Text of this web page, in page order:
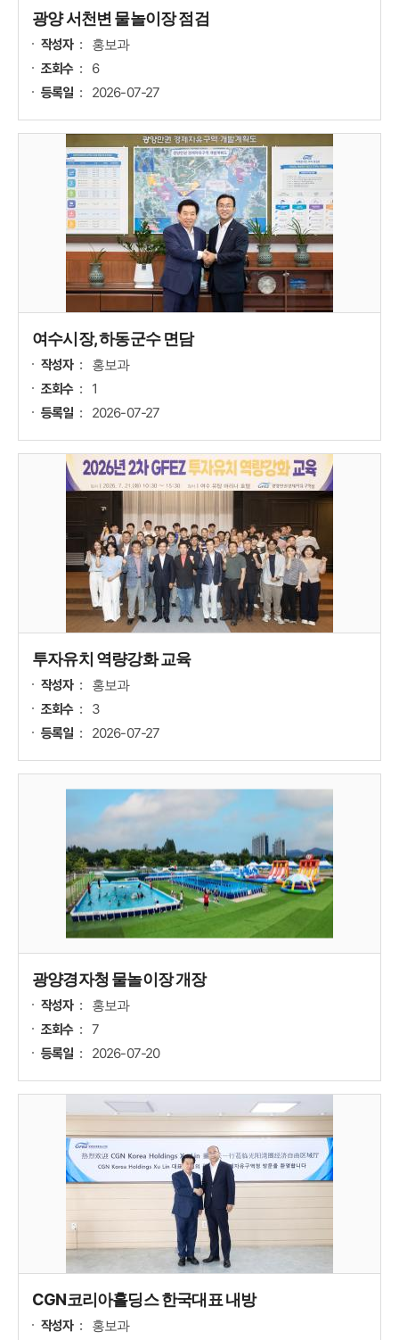
광양 서천변 물놀이장 점검
작성자 홍보과
조회수 6
등록일 2026-07-27
여수시장, 하동군수 면담
작성자 홍보과
조회수 1
등록일 2026-07-27
투자유치 역량강화 교육
작성자 홍보과
조회수 3
등록일 2026-07-27
광양경자청 물놀이장 개장
작성자 홍보과
조회수 7
등록일 2026-07-20
CGN코리아홀딩스 한국대표 내방
작성자 홍보과